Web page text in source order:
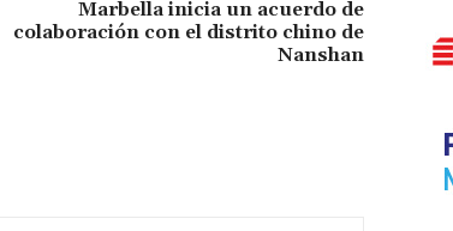
Marbella inicia un acuerdo de
colaboración con el distrito chino de
Nanshan